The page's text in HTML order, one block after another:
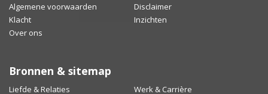
Algemene voorwaarden
Disclaimer
Klacht
Inzichten
Over ons
Bronnen & sitemap
Liefde & Relaties Werk & Carrière